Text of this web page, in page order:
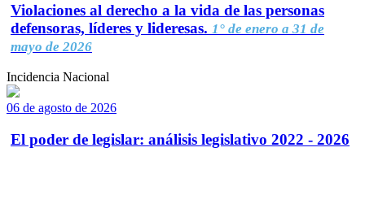
Violaciones al derecho a la vida de las personas
defensoras, líderes y lideresas. 1° de enero a 31 de
mayo de 2026
Incidencia Nacional
06 de agosto de 2026
El poder de legislar: análisis legislativo 2022 - 2026